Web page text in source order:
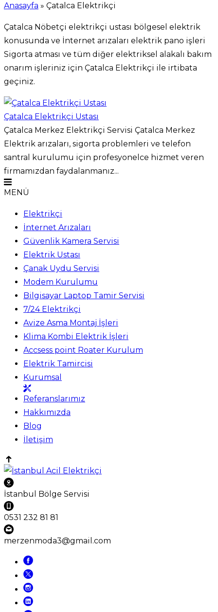
Anasayfa » Çatalca Elektrikçi
Çatalca Nöbetçi elektrikçi ustası bölgesel elektrik
konusunda ve İnternet arızaları elektrik pano işleri
Sigorta atması ve tüm diğer elektriksel alakalı bakım
onarım işleriniz için Çatalca Elektrikçi ile irtibata
geçiniz.
Çatalca Elektrikçi Ustası
Çatalca Merkez Elektrikçi Servisi Çatalca Merkez
Elektrik arızaları, sigorta problemleri ve telefon
santral kurulumu için profesyonelce hizmet veren
firmamızdan faydalanmanız...
MENÜ
Elektrikçi
İnternet Arızaları
Güvenlik Kamera Servisi
Elektrik Ustası
Çanak Uydu Servisi
Modem Kurulumu
Bilgisayar Laptop Tamir Servisi
7/24 Elektrikçi
Avize Asma Montaj İşleri
Klima Kombi Elektrik İşleri
Accsess point Roater Kurulum
Elektrik Tamircisi
Kurumsal
Referanslarımız
Hakkımızda
Blog
İletişim
İstanbul Bölge Servisi
0531 232 81 81
merzenmoda3@gmail.com